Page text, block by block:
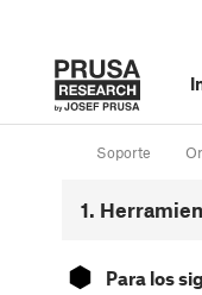
Soporte
1.
⬢ Para los